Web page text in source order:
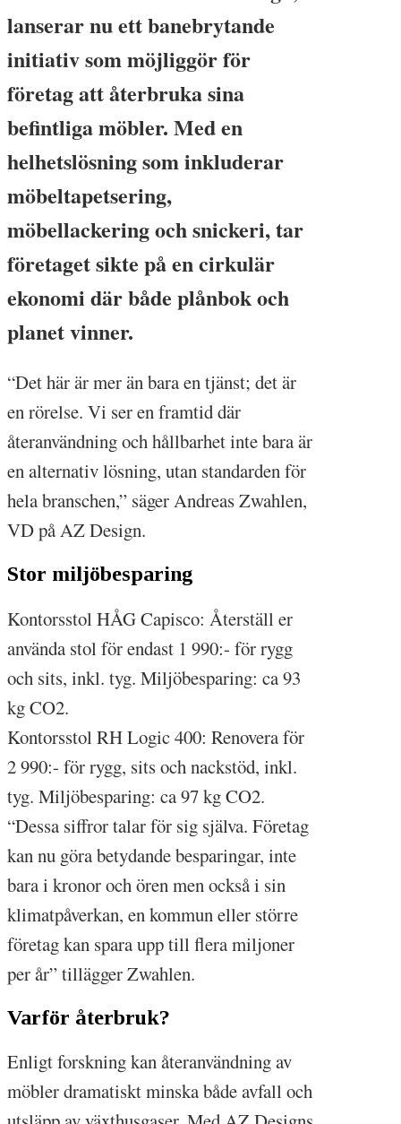
lanserar nu ett banebrytande
initiativ som möjliggör för
företag att återbruka sina
befintliga möbler. Med en
helhetslösning som inkluderar
möbeltapetsering,
möbellackering och snickeri, tar
företaget sikte på en cirkulär
ekonomi där både plånbok och
planet vinner.
“Det här är mer än bara en tjänst; det är
en rörelse. Vi ser en framtid där
återanvändning och hållbarhet inte bara är
en alternativ lösning, utan standarden för
hela branschen,” säger Andreas Zwahlen,
VD på AZ Design.
Stor miljöbesparing
Kontorsstol HÅG Capisco: Återställ er
använda stol för endast 1 990:- för rygg
och sits, inkl. tyg. Miljöbesparing: ca 93
kg CO2.
Kontorsstol RH Logic 400: Renovera för
2 990:- för rygg, sits och nackstöd, inkl.
tyg. Miljöbesparing: ca 97 kg CO2.
“Dessa siffror talar för sig själva. Företag
kan nu göra betydande besparingar, inte
bara i kronor och ören men också i sin
klimatpåverkan, en kommun eller större
företag kan spara upp till flera miljoner
per år” tillägger Zwahlen.
Varför återbruk?
Enligt forskning kan återanvändning av
möbler dramatiskt minska både avfall och